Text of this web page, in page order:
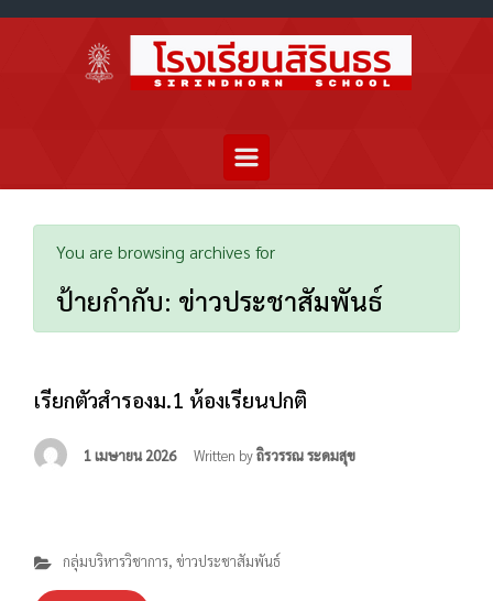
You are browsing archives for
ป้ายกำกับ: ข่าวประชาสัมพันธ์
เรียกตัวสำรองม.1 ห้องเรียนปกติ
1 เมษายน 2026 Written byถิรวรรณ ระดมสุข
กลุ่มบริหารวิชาการ, ข่าวประชาสัมพันธ์